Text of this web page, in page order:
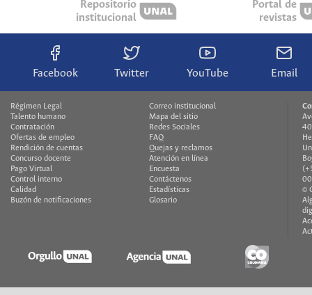
Repositorio
institucional
Portal de
revistas
Facebook Twitter YouTube Email
Régimen Legal
Talento humano
Contratación
Ofertas de empleo
Rendición de cuentas
Concurso docente
Pago Virtual
Control interno
Calidad
Buzón de notificaciones
Correo institucional
Mapa del sitio
Redes Sociales
FAQ
Quejas y reclamos
Atención en línea
Encuesta
Contáctenos
Estadísticas
Glosario
©